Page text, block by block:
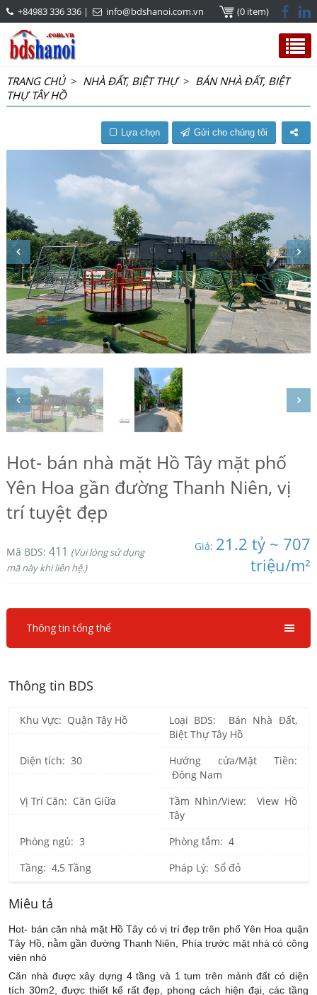
+84983 336 336| info@bdshanoi.com.vn (0 item)
TRANG CHỦ> NHÀ ĐẤT, BIỆT THỰ> BÁN NHÀ ĐẤT, BIỆT
THỰ TÂY HỒ
Lựa chọn Gửi cho chúng tôi
Hot- bán nhà mặt Hồ Tây mặt phố
Yên Hoa gần đường Thanh Niên, vị
trí tuyệt đẹp
Mã BDS: 411 (Vui lòng sử dụng
mã này khi liên hệ.)
Giá: 21.2 tỷ ~ 707
triệu/m²
Thông tin tổng thể
Thông tin BDS
Khu Vực: Quận Tây Hồ
Loại BDS: Bán Nhà Đất,
Biệt Thự Tây Hồ
Diện tích: 30
Hướng cửa/Mặt Tiền:
Đông Nam
Vị Trí Căn: Căn Giữa
Tầm Nhìn/View: View Hồ
Tây
Phòng ngủ: 3
Phòng tắm: 4
Tầng: 4,5 Tầng
Pháp Lý: Sổ đỏ
Miêu tả
Hot- bán căn nhà mặt Hồ Tây có vị trí đẹp trên phố Yên Hoa quận
Tây Hồ, nằm gần đường Thanh Niên, Phía trước mặt nhà có công
viên nhỏ
Căn nhà được xây dựng 4 tầng và 1 tum trên mảnh đất có diện
tích 30m2, được thiết kế rất đẹp, phong cách hiện đại, các tầng